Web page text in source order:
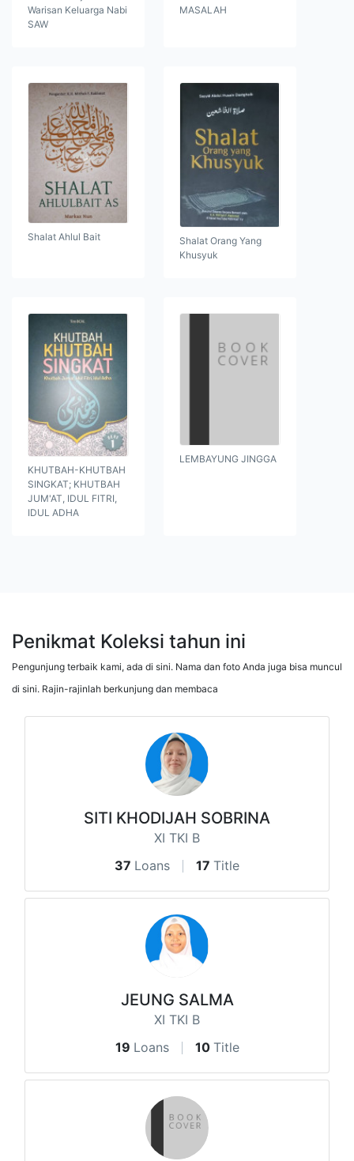
Warisan Keluarga Nabi
SAW
MASALAH
Shalat Ahlul Bait
Shalat Orang Yang
Khusyuk
KHUTBAH-KHUTBAH
SINGKAT; KHUTBAH
JUM'AT, IDUL FITRI,
IDUL ADHA
LEMBAYUNG JINGGA
Penikmat Koleksi tahun ini
Pengunjung terbaik kami, ada di sini. Nama dan foto Anda juga bisa muncul
di sini. Rajin-rajinlah berkunjung dan membaca
SITI KHODIJAH SOBRINA
XI TKI B
37 Loans 17 Title
JEUNG SALMA
XI TKI B
19 Loans 10 Title